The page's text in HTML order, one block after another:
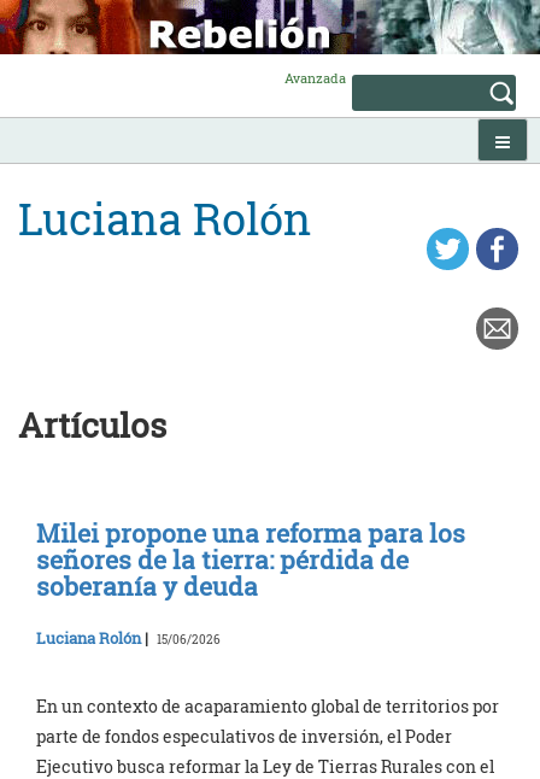
Skip
to
content
Avanzada
Luciana Rolón
Artículos
Milei propone una reforma para los
señores de la tierra: pérdida de
soberanía y deuda
Luciana Rolón| 15/06/2026
En un contexto de acaparamiento global de territorios por
parte de fondos especulativos de inversión, el Poder
Ejecutivo busca reformar la Ley de Tierras Rurales con el